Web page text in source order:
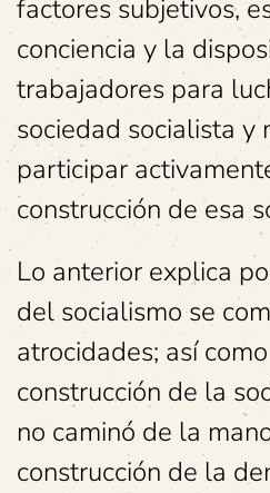
factores subjetivos,
conciencia y la
trabajadores para
sociedad socialista y
participar
construcción de esa
Lo anterior explica
del socialismo se
atrocidades; así
construcción de la
no caminó de la
construcción de la